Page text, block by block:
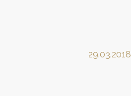
29.03.2018